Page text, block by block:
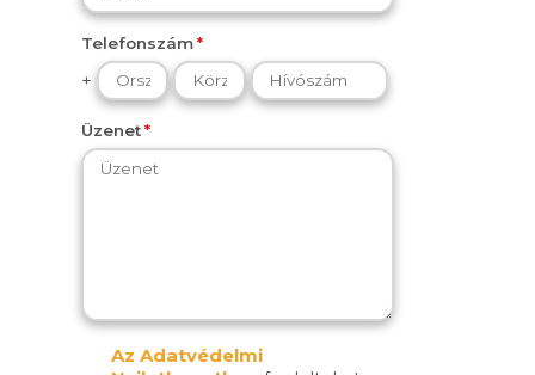
Telefonszám
+
Üzenet
Az Adatvédelmi